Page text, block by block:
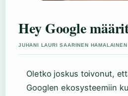
Hey Google
JUHANI LAURI SAARINEN
Oletko joskus toivonut,
Googlen ekosysteemiin